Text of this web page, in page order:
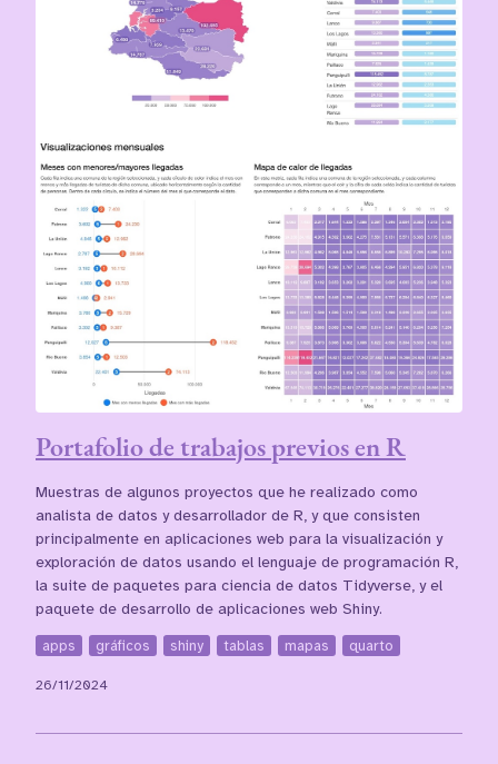
Portafolio de trabajos previos en R
Muestras de algunos proyectos que he realizado como
analista de datos y desarrollador de R, y que consisten
principalmente en aplicaciones web para la visualización y
exploración de datos usando el lenguaje de programación R,
la suite de paquetes para ciencia de datos Tidyverse, y el
paquete de desarrollo de aplicaciones web Shiny.
apps gráficos shiny tablas mapas quarto
26/11/2024